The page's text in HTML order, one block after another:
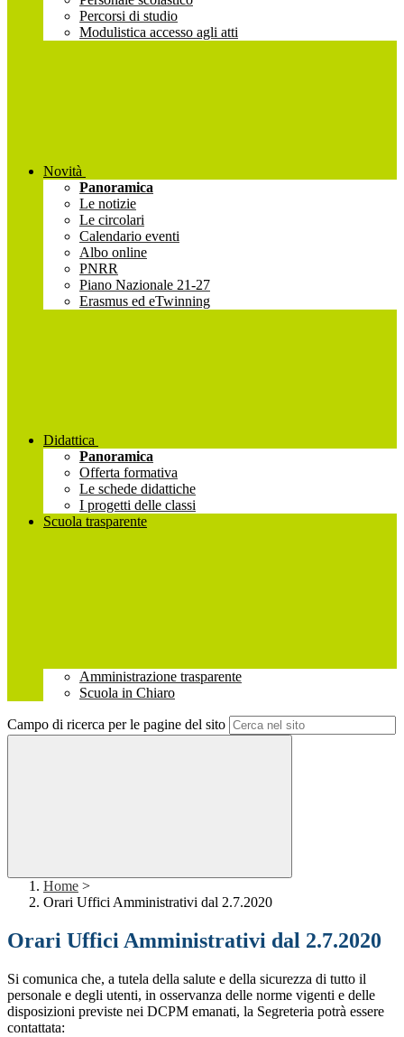
Percorsi di studio
Modulistica accesso agli atti
Novità
Panoramica
Le notizie
Le circolari
Calendario eventi
Albo online
PNRR
Piano Nazionale 21-27
Erasmus ed eTwinning
Didattica
Panoramica
Offerta formativa
Le schede didattiche
I progetti delle classi
Scuola trasparente
Amministrazione trasparente
Scuola in Chiaro
Campo di ricerca per le pagine del sito
Home >
Orari Uffici Amministrativi dal 2.7.2020
Orari Uffici Amministrativi dal 2.7.2020
Si comunica che, a tutela della salute e della sicurezza di tutto il
personale e degli utenti, in osservanza delle norme vigenti e delle
disposizioni previste nei DCPM emanati, la Segreteria potrà essere
contattata: